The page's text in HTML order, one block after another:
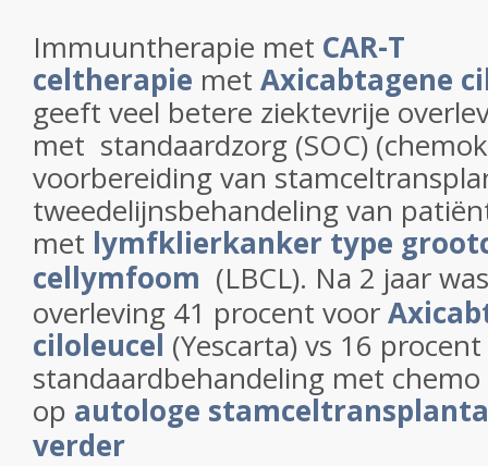
Immuuntherapie met CAR-T
celtherapie met Axicabtagene
geeft veel betere ziektevrije
met standaardzorg (SOC)
voorbereiding van
tweedelijnsbehandeling van
met lymfklierkanker type
cellymfoom (LBCL). Na 2 jaar
overleving 41 procent voor
ciloleucel (Yescarta) vs 16
standaardbehandeling met
op autologe
verder